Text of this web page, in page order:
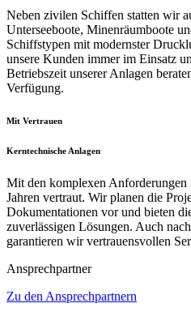
Neben zivilen Schiffen statten wir
Unterseeboote, Minenräumboote
Schiffstypen mit modernster
unsere Kunden immer im Einsatz
Betriebszeit unserer Anlagen
Verfügung.
Mit Vertrauen
Kerntechnische Anlagen
Mit den komplexen
Jahren vertraut. Wir planen die
Dokumentationen vor und bieten
zuverlässigen Lösungen. Auch
garantieren wir vertrauensvollen
Ansprechpartner
Zu den Ansprechpartnern